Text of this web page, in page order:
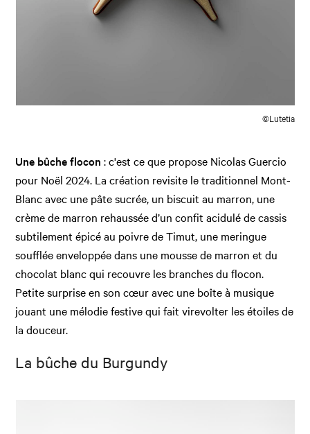
©Lutetia
Une bûche flocon : c'est ce que propose Nicolas Guercio
pour Noël 2024. La création revisite le traditionnel Mont-
Blanc avec une pâte sucrée, un biscuit au marron, une
crème de marron rehaussée d’un confit acidulé de cassis
subtilement épicé au poivre de Timut, une meringue
soufflée enveloppée dans une mousse de marron et du
chocolat blanc qui recouvre les branches du flocon.
Petite surprise en son cœur avec une boîte à musique
jouant une mélodie festive qui fait virevolter les étoiles de
la douceur.
La bûche du Burgundy